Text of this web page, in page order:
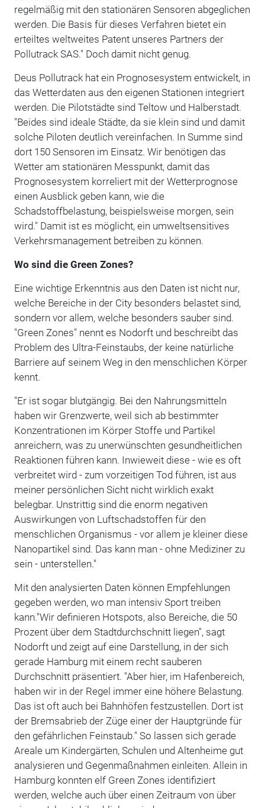
regelmäßig mit den stationären Sensoren abgeglichen
werden. Die Basis für dieses Verfahren bietet ein
erteiltes weltweites Patent unseres Partners der
Pollutrack SAS." Doch damit nicht genug.
Deus Pollutrack hat ein Prognosesystem entwickelt, in
das Wetterdaten aus den eigenen Stationen integriert
werden. Die Pilotstädte sind Teltow und Halberstadt.
"Beides sind ideale Städte, da sie klein sind und damit
solche Piloten deutlich vereinfachen. In Summe sind
dort 150 Sensoren im Einsatz. Wir benötigen das
Wetter am stationären Messpunkt, damit das
Prognosesystem korreliert mit der Wetterprognose
einen Ausblick geben kann, wie die
Schadstoffbelastung, beispielsweise morgen, sein
wird." Damit ist es möglicht, ein umweltsensitives
Verkehrsmanagement betreiben zu können.
Wo sind die Green Zones?
Eine wichtige Erkenntnis aus den Daten ist nicht nur,
welche Bereiche in der City besonders belastet sind,
sondern vor allem, welche besonders sauber sind.
"Green Zones" nennt es Nodorft und beschreibt das
Problem des Ultra-Feinstaubs, der keine natürliche
Barriere auf seinem Weg in den menschlichen Körper
kennt.
"Er ist sogar blutgängig. Bei den Nahrungsmitteln
haben wir Grenzwerte, weil sich ab bestimmter
Konzentrationen im Körper Stoffe und Partikel
anreichern, was zu unerwünschten gesundheitlichen
Reaktionen führen kann. Inwieweit diese - wie es oft
verbreitet wird - zum vorzeitigen Tod führen, ist aus
meiner persönlichen Sicht nicht wirklich exakt
belegbar. Unstrittig sind die enorm negativen
Auswirkungen von Luftschadstoffen für den
menschlichen Organismus - vor allem je kleiner diese
Nanopartikel sind. Das kann man - ohne Mediziner zu
sein - unterstellen."
Mit den analysierten Daten können Empfehlungen
gegeben werden, wo man intensiv Sport treiben
kann."Wir definieren Hotspots, also Bereiche, die 50
Prozent über dem Stadtdurchschnitt liegen", sagt
Nodorft und zeigt auf eine Darstellung, in der sich
gerade Hamburg mit einem recht sauberen
Durchschnitt präsentiert. "Aber hier, im Hafenbereich,
haben wir in der Regel immer eine höhere Belastung.
Das ist oft auch bei Bahnhöfen festzustellen. Dort ist
der Bremsabrieb der Züge einer der Hauptgründe für
den gefährlichen Feinstaub." So lassen sich gerade
Areale um Kindergärten, Schulen und Altenheime gut
analysieren und Gegenmaßnahmen einleiten. Allein in
Hamburg konnten elf Green Zones identifiziert
werden, welche auch über einen Zeitraum von über